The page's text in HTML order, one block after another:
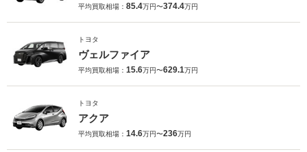
平均買取相場： 85.4万円〜374.4万円
トヨタ
ヴェルファイア
平均買取相場： 15.6万円〜629.1万円
トヨタ
アクア
平均買取相場： 14.6万円〜236万円